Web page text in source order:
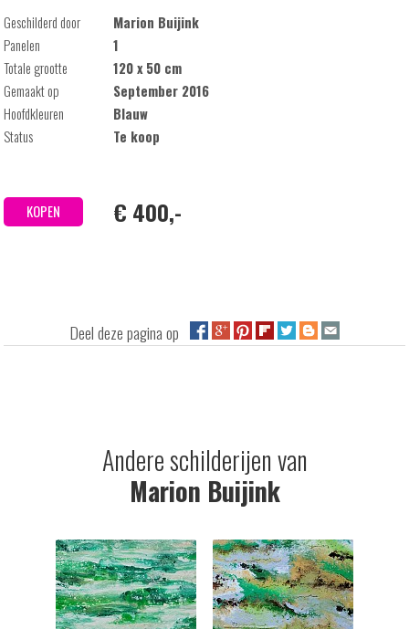
Geschilderd door
Marion Buijink
Panelen
1
Totale grootte
120 x 50 cm
Gemaakt op
September 2016
Hoofdkleuren
Blauw
Status
Te koop
KOPEN € 400,-
Deel deze pagina op
Andere schilderijen van
Marion Buijink